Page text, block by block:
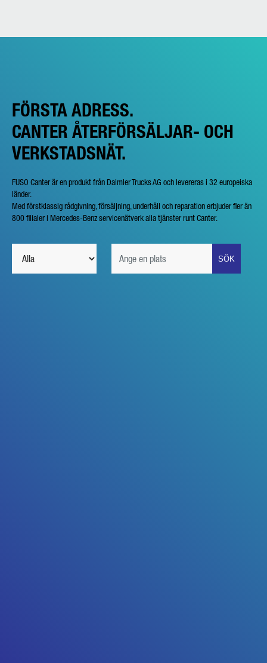
FÖRSTA ADRESS.
CANTER ÅTERFÖRSÄLJAR- OCH
VERKSTADSNÄT.
FUSO Canter är en produkt från Daimler Trucks AG och levereras i 32 europeiska
länder.
Med förstklassig rådgivning, försäljning, underhåll och reparation erbjuder fler än
800 filialer i Mercedes-Benz servicenätverk alla tjänster runt Canter.